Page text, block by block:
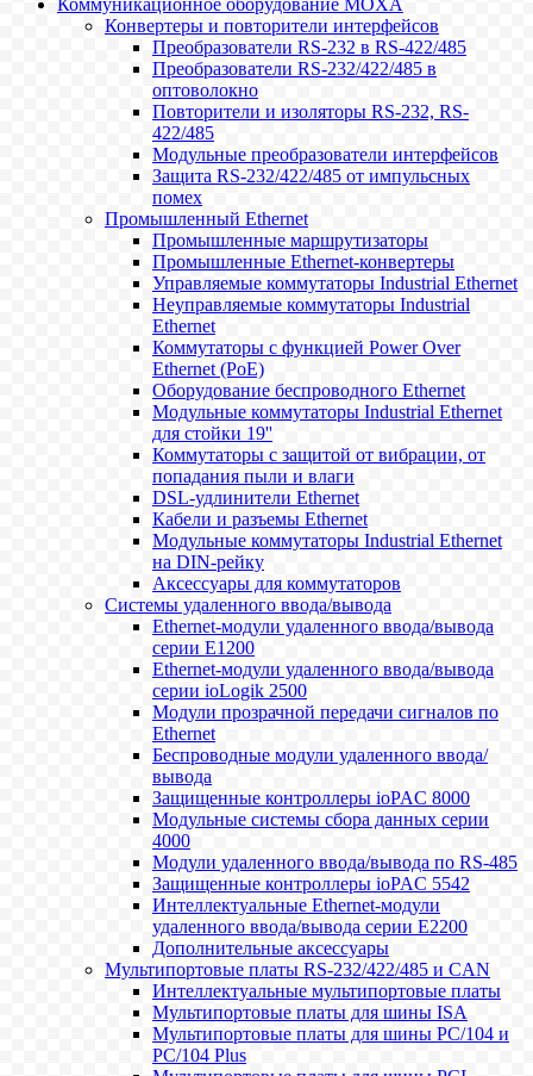
Коммуникационное оборудование MOXA
Конвертеры и повторители интерфейсов
Преобразователи RS-232 в RS-422/485
Преобразователи RS-232/422/485 в
оптоволокно
Повторители и изоляторы RS-232, RS-
422/485
Модульные преобразователи интерфейсов
Защита RS-232/422/485 от импульсных
помех
Промышленный Ethernet
Промышленные маршрутизаторы
Промышленные Ethernet-конвертеры
Управляемые коммутаторы Industrial Ethernet
Неуправляемые коммутаторы Industrial
Ethernet
Коммутаторы с функцией Power Over
Ethernet (PoE)
Оборудование беспроводного Ethernet
Модульные коммутаторы Industrial Ethernet
для стойки 19''
Коммутаторы с защитой от вибрации, от
попадания пыли и влаги
DSL-удлинители Ethernet
Кабели и разъемы Ethernet
Модульные коммутаторы Industrial Ethernet
на DIN-рейку
Аксессуары для коммутаторов
Системы удаленного ввода/вывода
Ethernet-модули удаленного ввода/вывода
серии E1200
Ethernet-модули удаленного ввода/вывода
серии ioLogik 2500
Модули прозрачной передачи сигналов по
Ethernet
Беспроводные модули удаленного ввода/
вывода
Защищенные контроллеры ioPAC 8000
Модульные системы сбора данных серии
4000
Модули удаленного ввода/вывода по RS-485
Защищенные контроллеры ioPAC 5542
Интеллектуальные Ethernet-модули
удаленного ввода/вывода серии E2200
Дополнительные аксессуары
Мультипортовые платы RS-232/422/485 и CAN
Интеллектуальные мультипортовые платы
Мультипортовые платы для шины ISA
Мультипортовые платы для шины PC/104 и
PC/104 Plus